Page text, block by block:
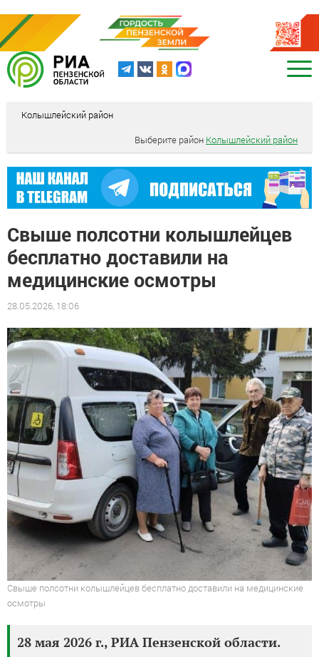
Колышлейский район
Выберите район Колышлейский район
Свыше полсотни колышлейцев
бесплатно доставили на
медицинские осмотры
28.05.2026, 18:06
Свыше полсотни колышлейцев бесплатно доставили на медицинские
осмотры
28 мая 2026 г., РИА Пензенской области.